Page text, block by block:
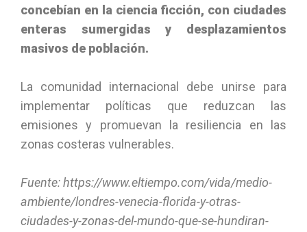
concebían en la ciencia ficción, con ciudades
enteras sumergidas y desplazamientos
masivos de población.
La comunidad internacional debe unirse para
implementar políticas que reduzcan las
emisiones y promuevan la resiliencia en las
zonas costeras vulnerables.
Fuente: https://www.eltiempo.com/vida/medio-
ambiente/londres-venecia-florida-y-otras-
ciudades-y-zonas-del-mundo-que-se-hundiran-